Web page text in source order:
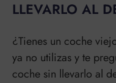
LLEVARLO AL
¿Tienes un coche
ya no utilizas y te
coche sin llevarlo al